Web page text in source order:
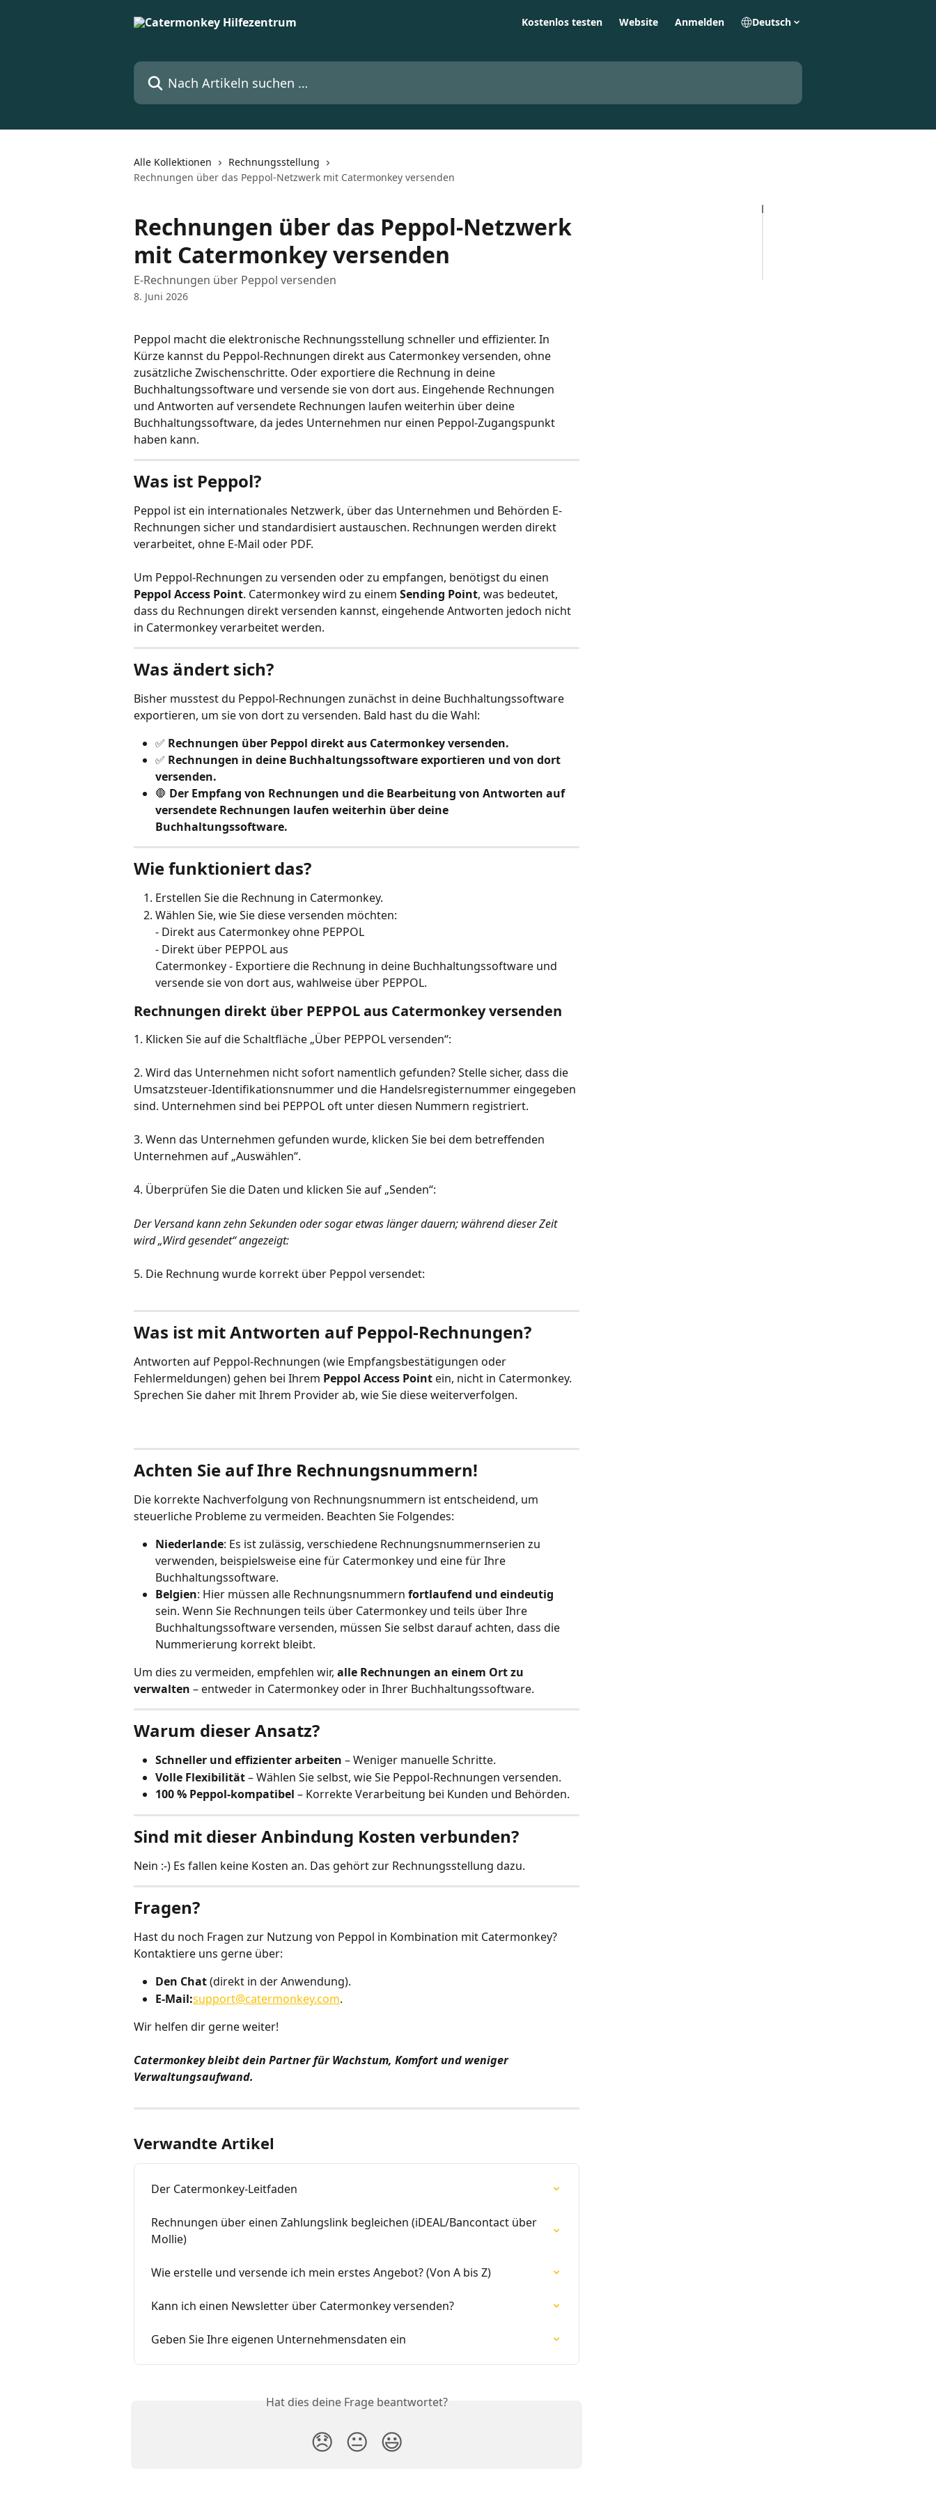
Kostenlos testen Website Anmelden Deutsch
Nach Artikeln suchen …
Alle Kollektionen
Rechnungsstellung
Rechnungen über das Peppol-Netzwerk mit Catermonkey versenden
Rechnungen über das Peppol-Netzwerk
mit Catermonkey versenden
E-Rechnungen über Peppol versenden
8. Juni 2026
Peppol macht die elektronische Rechnungsstellung schneller und effizienter. In
Kürze kannst du Peppol-Rechnungen direkt aus Catermonkey versenden, ohne
zusätzliche Zwischenschritte. Oder exportiere die Rechnung in deine
Buchhaltungssoftware und versende sie von dort aus. Eingehende Rechnungen
und Antworten auf versendete Rechnungen laufen weiterhin über deine
Buchhaltungssoftware, da jedes Unternehmen nur einen Peppol-Zugangspunkt
haben kann.
Was ist Peppol?
Peppol ist ein internationales Netzwerk, über das Unternehmen und Behörden E-
Rechnungen sicher und standardisiert austauschen. Rechnungen werden direkt
verarbeitet, ohne E-Mail oder PDF.
Um Peppol-Rechnungen zu versenden oder zu empfangen, benötigst du einen
Peppol Access Point. Catermonkey wird zu einem Sending Point, was bedeutet,
dass du Rechnungen direkt versenden kannst, eingehende Antworten jedoch nicht
in Catermonkey verarbeitet werden.
Was ändert sich?
Bisher musstest du Peppol-Rechnungen zunächst in deine Buchhaltungssoftware
exportieren, um sie von dort zu versenden. Bald hast du die Wahl:
✅ Rechnungen über Peppol direkt aus Catermonkey versenden.
✅ Rechnungen in deine Buchhaltungssoftware exportieren und von dort
versenden.
🛑 Der Empfang von Rechnungen und die Bearbeitung von Antworten auf
versendete Rechnungen laufen weiterhin über deine
Buchhaltungssoftware.
Wie funktioniert das?
Erstellen Sie die Rechnung in Catermonkey.
Wählen Sie, wie Sie diese versenden möchten:
- Direkt aus Catermonkey ohne PEPPOL
- Direkt über PEPPOL aus
Catermonkey - Exportiere die Rechnung in deine Buchhaltungssoftware und
versende sie von dort aus, wahlweise über PEPPOL.
Rechnungen direkt über PEPPOL aus Catermonkey versenden
1. Klicken Sie auf die Schaltfläche „Über PEPPOL versenden“:
2. Wird das Unternehmen nicht sofort namentlich gefunden? Stelle sicher, dass die
Umsatzsteuer-Identifikationsnummer und die Handelsregisternummer eingegeben
sind. Unternehmen sind bei PEPPOL oft unter diesen Nummern registriert.
3. Wenn das Unternehmen gefunden wurde, klicken Sie bei dem betreffenden
Unternehmen auf „Auswählen“.
4. Überprüfen Sie die Daten und klicken Sie auf „Senden“:
Der Versand kann zehn Sekunden oder sogar etwas länger dauern; während dieser Zeit
wird „Wird gesendet“ angezeigt:
5. Die Rechnung wurde korrekt über Peppol versendet:
Was ist mit Antworten auf Peppol-Rechnungen?
Antworten auf Peppol-Rechnungen (wie Empfangsbestätigungen oder
Fehlermeldungen) gehen bei Ihrem Peppol Access Point ein, nicht in Catermonkey.
Sprechen Sie daher mit Ihrem Provider ab, wie Sie diese weiterverfolgen.
Achten Sie auf Ihre Rechnungsnummern!
Die korrekte Nachverfolgung von Rechnungsnummern ist entscheidend, um
steuerliche Probleme zu vermeiden. Beachten Sie Folgendes:
Niederlande: Es ist zulässig, verschiedene Rechnungsnummernserien zu
verwenden, beispielsweise eine für Catermonkey und eine für Ihre
Buchhaltungssoftware.
Belgien: Hier müssen alle Rechnungsnummern fortlaufend und eindeutig
sein. Wenn Sie Rechnungen teils über Catermonkey und teils über Ihre
Buchhaltungssoftware versenden, müssen Sie selbst darauf achten, dass die
Nummerierung korrekt bleibt.
Um dies zu vermeiden, empfehlen wir, alle Rechnungen an einem Ort zu
verwalten – entweder in Catermonkey oder in Ihrer Buchhaltungssoftware.
Warum dieser Ansatz?
Schneller und effizienter arbeiten – Weniger manuelle Schritte.
Volle Flexibilität – Wählen Sie selbst, wie Sie Peppol-Rechnungen versenden.
100 % Peppol-kompatibel – Korrekte Verarbeitung bei Kunden und Behörden.
Sind mit dieser Anbindung Kosten verbunden?
Nein :-) Es fallen keine Kosten an. Das gehört zur Rechnungsstellung dazu.
Fragen?
Hast du noch Fragen zur Nutzung von Peppol in Kombination mit Catermonkey?
Kontaktiere uns gerne über:
Den Chat (direkt in der Anwendung).
E-Mail:support@catermonkey.com.
Wir helfen dir gerne weiter!
Catermonkey bleibt dein Partner für Wachstum, Komfort und weniger
Verwaltungsaufwand.
Verwandte Artikel
Der Catermonkey-Leitfaden
Rechnungen über einen Zahlungslink begleichen (iDEAL/Bancontact über
Mollie)
Wie erstelle und versende ich mein erstes Angebot? (Von A bis Z)
Kann ich einen Newsletter über Catermonkey versenden?
Geben Sie Ihre eigenen Unternehmensdaten ein
Hat dies deine Frage beantwortet?
😞 😐 😃